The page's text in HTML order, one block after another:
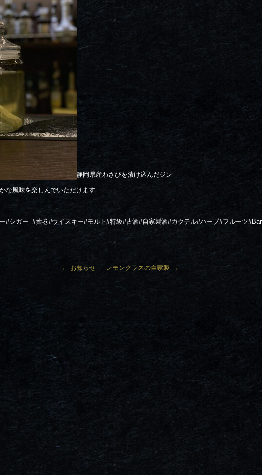
静岡県産わさびを漬け込んだジン
な風味を楽しんでいただけます
#シガー #葉巻#ウイスキー#モルト #特級#古酒#自家製酒#カクテル#ハーブ#フルーツ#Bar
← お知らせ レモングラスの自家製 →